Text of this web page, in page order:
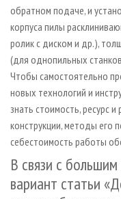
обратном подаче, и
корпуса пилы
ролик с диском и др.),
(для однопильных
Чтобы самостоятельно
новых технологий и
знать стоимость, ресурс
конструкции, методы его
себестоимость работы
В связи с
вариант статьи